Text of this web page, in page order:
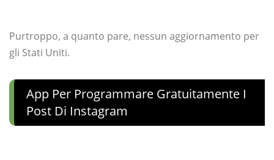
Purtroppo, a quanto pare, nessun aggiornamento per
gli Stati Uniti.
App Per Programmare Gratuitamente I
Post Di Instagram